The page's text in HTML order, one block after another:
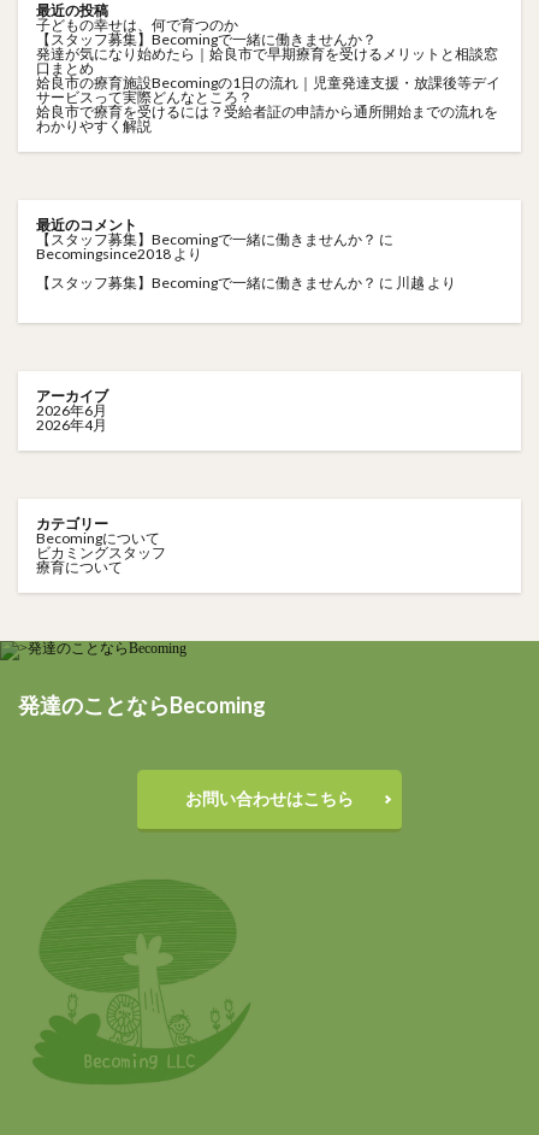
最近の投稿
子どもの幸せは、何で育つのか
【スタッフ募集】Becomingで一緒に働きませんか？
発達が気になり始めたら｜姶良市で早期療育を受けるメリットと相談窓
口まとめ
姶良市の療育施設Becomingの1日の流れ｜児童発達支援・放課後等デイ
サービスって実際どんなところ？
姶良市で療育を受けるには？受給者証の申請から通所開始までの流れを
わかりやすく解説
最近のコメント
【スタッフ募集】Becomingで一緒に働きませんか？ に
Becomingsince2018 より
【スタッフ募集】Becomingで一緒に働きませんか？ に 川越 より
アーカイブ
2026年6月
2026年4月
カテゴリー
Becomingについて
ビカミングスタッフ
療育について
発達のことならBecoming
お問い合わせはこちら